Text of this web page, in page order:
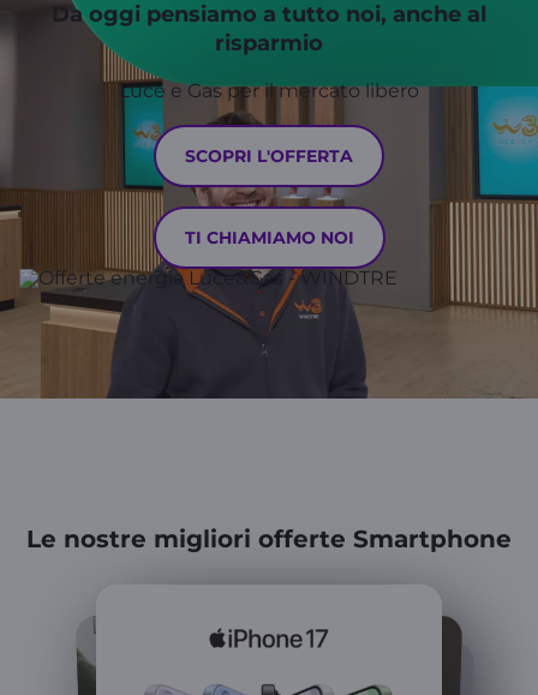
Da oggi pensiamo a tutto noi, anche al
risparmio
Luce e Gas per il mercato libero
SCOPRI L'OFFERTA
TI CHIAMIAMO NOI
Le nostre migliori offerte Smartphone
Samsung Galaxy